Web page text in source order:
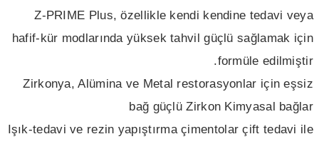
Z-PRIME Plus, özellikle kendi kendine tedavi veya
hafif-kür modlarında yüksek tahvil güçlü sağlamak için
formüle edilmiştir.
Zirkonya, Alümina ve Metal restorasyonlar için eşsiz
bağ güçlü Zirkon Kimyasal bağlar
Işık-tedavi ve rezin yapıştırma çimentolar çift tedavi ile